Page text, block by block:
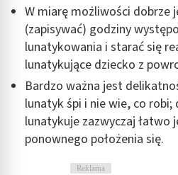
W miarę możliwości dobrze
(zapisywać) godziny
lunatykowania i starać się
lunatykujące dziecko z
Bardzo ważna jest
lunatyk śpi i nie wie, co
lunatykuje zazwyczaj łatwo
ponownego położenia się.
Reklama